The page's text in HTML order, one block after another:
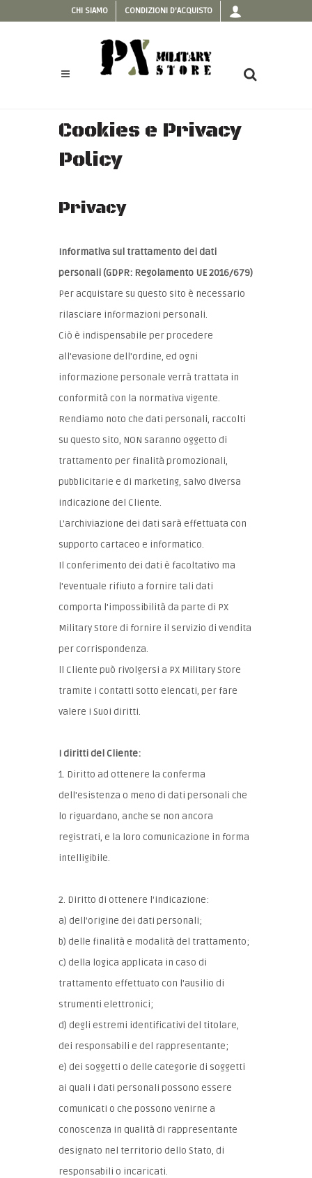
CHI SIAMO CONDIZIONI D'ACQUISTO
Cookies e Privacy
Policy
Privacy
Informativa sul trattamento dei dati
personali (GDPR: Regolamento UE 2016/679)
Per acquistare su questo sito è necessario
rilasciare informazioni personali.
Ciò è indispensabile per procedere
all'evasione dell'ordine, ed ogni
informazione personale verrà trattata in
conformità con la normativa vigente.
Rendiamo noto che dati personali, raccolti
su questo sito, NON saranno oggetto di
trattamento per finalità promozionali,
pubblicitarie e di marketing, salvo diversa
indicazione del Cliente.
L'archiviazione dei dati sarà effettuata con
supporto cartaceo e informatico.
Il conferimento dei dati è facoltativo ma
l'eventuale rifiuto a fornire tali dati
comporta l'impossibilità da parte di PX
Military Store di fornire il servizio di vendita
per corrispondenza.
ll Cliente può rivolgersi a PX Military Store
tramite i contatti sotto elencati, per fare
valere i Suoi diritti.
I diritti del Cliente:
1. Diritto ad ottenere la conferma
dell'esistenza o meno di dati personali che
lo riguardano, anche se non ancora
registrati, e la loro comunicazione in forma
intelligibile.
2. Diritto di ottenere l'indicazione:
a) dell'origine dei dati personali;
b) delle finalità e modalità del trattamento;
c) della logica applicata in caso di
trattamento effettuato con l'ausilio di
strumenti elettronici;
d) degli estremi identificativi del titolare,
dei responsabili e del rappresentante;
e) dei soggetti o delle categorie di soggetti
ai quali i dati personali possono essere
comunicati o che possono venirne a
conoscenza in qualità di rappresentante
designato nel territorio dello Stato, di
responsabili o incaricati.